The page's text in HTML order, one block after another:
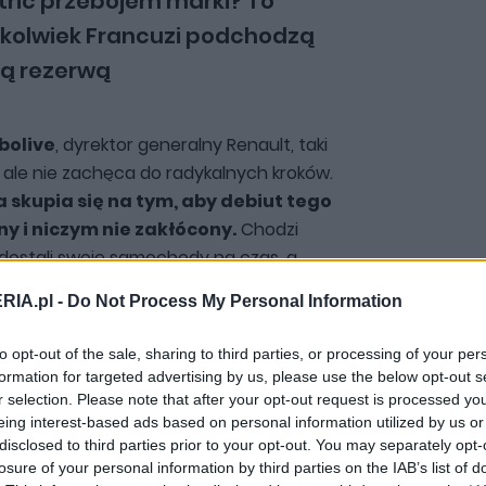
- Do Not Process My Personal Information
opt-out of the sale, sharing to third parties, or processing of your
for targeted advertising by us, please use the below opt-out
selection. Please note that after your opt-out request is processed
interest-based ads based on personal information utilized by us
to third parties prior to your opt-out. You may separately
of your personal information by third parties on the IAB’s list of
Francuzi podchodzą
rezerwą
, dyrektor generalny Renault, taki
nie zachęca do radykalnych kroków.
się na tym, aby debiut tego
i niczym nie zakłócony.Chodzi
swoje samochody na czas, a
strategię "dwóch nóg". W założeniu
która ma łączyć
i samochody spalinowe. "Piątka"
następcą Clio. To raczej jego
które poszukują właśnie takiego